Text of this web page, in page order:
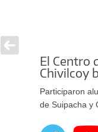
El Centro
Chivilcoy
Participaron
de Suipacha y